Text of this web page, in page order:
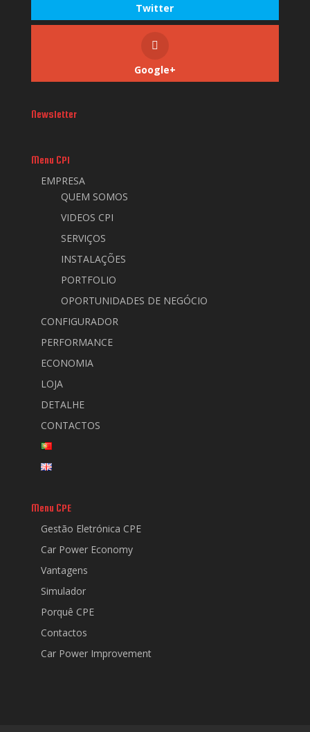
Twitter
Google+
Newsletter
Menu CPI
EMPRESA
QUEM SOMOS
VIDEOS CPI
SERVIÇOS
INSTALAÇÕES
PORTFOLIO
OPORTUNIDADES DE NEGÓCIO
CONFIGURADOR
PERFORMANCE
ECONOMIA
LOJA
DETALHE
CONTACTOS
Menu CPE
Gestão Eletrónica CPE
Car Power Economy
Vantagens
Simulador
Porquê CPE
Contactos
Car Power Improvement